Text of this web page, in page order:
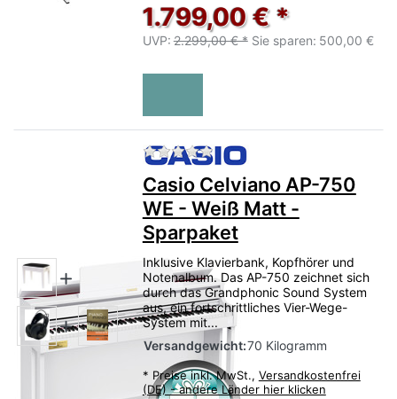
1.799,00 € *
UVP: 2.299,00 € * Sie sparen: 500,00 €
Zu diesem Produkt liegen
Casio Celviano AP-750
WE - Weiß Matt -
Sparpaket
Inklusive Klavierbank, Kopfhörer und
Notenalbum. Das AP-750 zeichnet sich
durch das Grandphonic Sound System
aus, ein fortschrittliches Vier-Wege-
System mit...
Versandgewicht:70 Kilogramm
* Preise inkl. MwSt., Versandkostenfrei
(DE) - andere Länder hier klicken